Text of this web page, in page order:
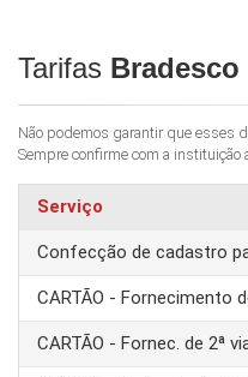
Tarifas Bradesco
Não podemos garantir que esses
Sempre confirme com a instituição
Serviço
Confecção de cadastro
CARTÃO - Fornecimento
CARTÃO - Fornec. de 2ª